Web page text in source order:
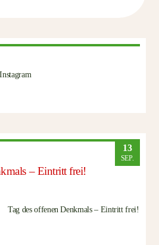
Instagram
13
SEP.
– Eintritt frei!